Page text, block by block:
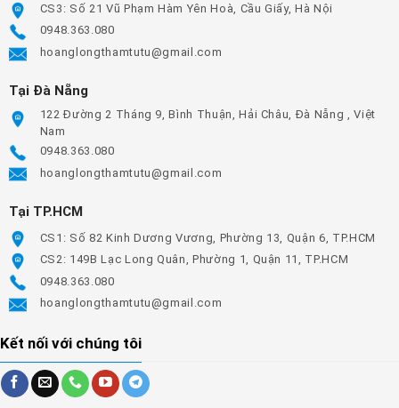
CS3: Số 21 Vũ Phạm Hàm Yên Hoà, Cầu Giấy, Hà Nội
0948.363.080
hoanglongthamtutu@gmail.com
Tại Đà Nẵng
122 Đường 2 Tháng 9, Bình Thuận, Hải Châu, Đà Nẵng , Việt
Nam
0948.363.080
hoanglongthamtutu@gmail.com
Tại TP.HCM
CS1: Số 82 Kinh Dương Vương, Phường 13, Quận 6, TP.HCM
CS2: 149B Lạc Long Quân, Phường 1, Quận 11, TP.HCM
0948.363.080
hoanglongthamtutu@gmail.com
Kết nối với chúng tôi